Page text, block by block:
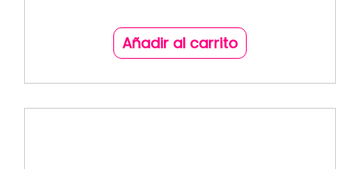
Añadir al carrito